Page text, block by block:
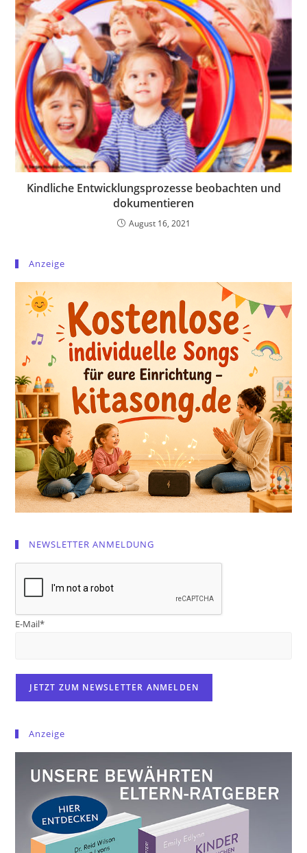
Kindliche Entwicklungs­prozesse beobachten und
dokumentieren
August 16, 2021
Anzeige
NEWSLETTER ANMELDUNG
E-Mail*
Anzeige